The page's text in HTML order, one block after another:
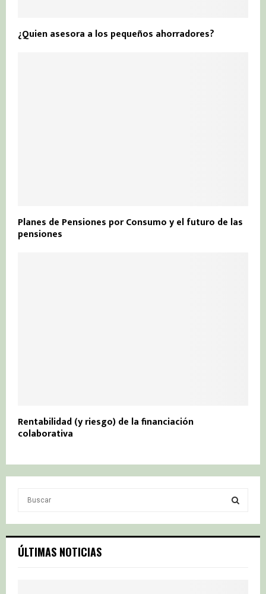
¿Quien asesora a los pequeños ahorradores?
Planes de Pensiones por Consumo y el futuro de las
pensiones
Rentabilidad (y riesgo) de la financiación
colaborativa
c
h
S
ÚLTIMAS NOTICIAS